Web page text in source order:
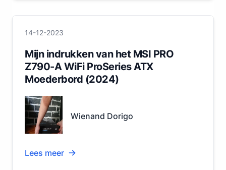
14-12-2023
Mijn indrukken van het MSI PRO
Z790-A WiFi ProSeries ATX
Moederbord (2024)
Wienand Dorigo
Lees meer